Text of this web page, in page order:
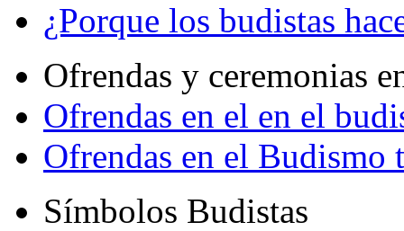
¿Porque los budistas
Ofrendas y ceremonias
Ofrendas en el en el
Ofrendas en el Budismo
Símbolos Budistas